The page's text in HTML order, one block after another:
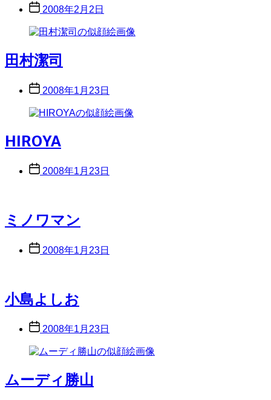
Post
date
2008年2月2日
田村潔司
Post
date
2008年1月23日
HIROYA
Post
date
2008年1月23日
ミノワマン
Post
date
2008年1月23日
小島よしお
Post
date
2008年1月23日
ムーディ勝山